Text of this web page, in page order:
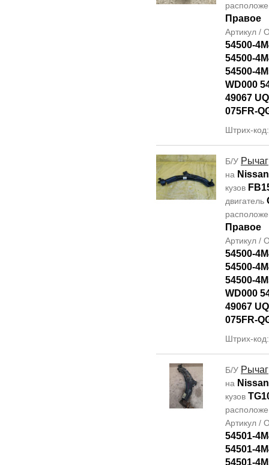
Правое
Артикул /
54500-
54500-
54500-
WD000
49067
075FR-
Штрих-
Б/У Рычаг
на
кузов
двигатель
Правое
Артикул /
54500-
54500-
54500-
WD000
49067
075FR-
Штрих-
Б/У Рычаг
на
кузов
Артикул /
54501-
54501-
54501-